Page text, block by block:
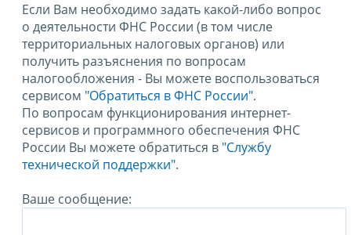
Если Вам необходимо задать какой-либо вопрос
о деятельности ФНС России (в том числе
территориальных налоговых органов) или
получить разъяснения по вопросам
налогообложения - Вы можете воспользоваться
сервисом "Обратиться в ФНС России".
По вопросам функционирования интернет-
сервисов и программного обеспечения ФНС
России Вы можете обратиться в "Службу
технической поддержки".
Ваше сообщение: